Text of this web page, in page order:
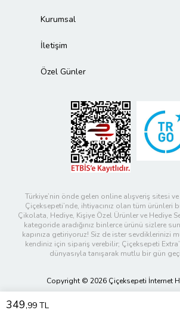
349,99 TL
Kurumsal
İletişim
Özel Günler
Türkiye’nin önde gelen online alışveriş sitesi
Çiçeksepeti’nde, ihtiyacınız olan tüm ürünleri
Çikolata, Hediye, Kişiye Özel Ürünler ve Hediye
kategoride aradığınız binlerce ürünü sizlere
kapınıza getiriyoruz! Siz de ister sevdiklerinizi
kendiniz için sipariş verebilir; Çiçeksepeti
dünyasıyla tanışarak mutlu bir gün
Copyright © 2026 Çiçeksepeti İnternet